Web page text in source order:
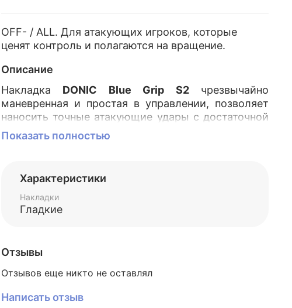
OFF- / ALL. Для атакующих игроков, которые
ценят контроль и полагаются на вращение.
Описание
Накладка DONIC Blue Grip S2чрезвычайно
маневренная и простая в управлении, позволяет
наносить точные атакующие удары с достаточной
скоростью.
классических моделей: липкий верхний слой в
характеристики мягкой регулируемой губки
DONIC Acuda S2
поверности, напоминайющей китайские накладки.
Стиль игры
Жесткость губки:средняя
Толщина губки:
Показать полностью
Характеристики
Накладки
Гладкие
Отзывы
Отзывов еще никто не оставлял
Написать отзыв